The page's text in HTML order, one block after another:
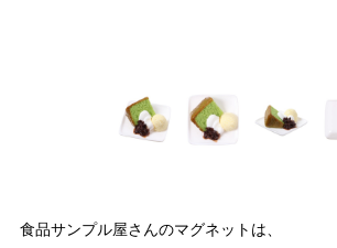
食品サンプル屋さんのマグネットは、